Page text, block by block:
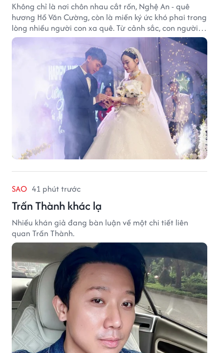
Không chỉ là nơi chôn nhau cắt rốn, Nghệ An - quê
hương Hồ Văn Cường, còn là miền ký ức khó phai trong
lòng nhiều người con xa quê. Từ cảnh sắc, con người
đến hương vị quê nhà, tất cả đều trở thành những
điều khiến họ luôn mong ngày trở về.
SAO 41 phút trước
Trấn Thành khác lạ
Nhiều khán giả đang bàn luận về một chi tiết liên
quan Trấn Thành.